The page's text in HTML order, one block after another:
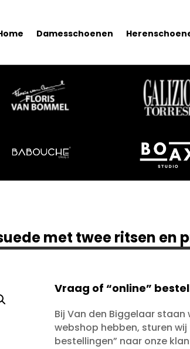
Damesschoenen
met twee ritsen en
Vraag of “online”
Bij Van den Biggelaar staan
webshop hebben, sturen
bestellingen” naar onze